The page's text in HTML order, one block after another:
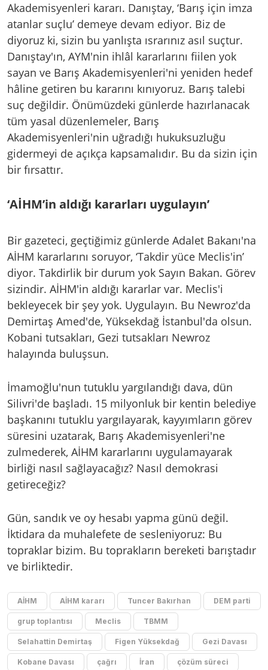
Akademisyenleri kararı. Danıştay, ‘Barış için imza
atanlar suçlu’ demeye devam ediyor. Biz de
diyoruz ki, sizin bu yanlışta ısrarınız asıl suçtur.
Danıştay'ın, AYM'nin ihlâl kararlarını fiilen yok
sayan ve Barış Akademisyenleri'ni yeniden hedef
hâline getiren bu kararını kınıyoruz. Barış talebi
suç değildir. Önümüzdeki günlerde hazırlanacak
tüm yasal düzenlemeler, Barış
Akademisyenleri'nin uğradığı hukuksuzluğu
gidermeyi de açıkça kapsamalıdır. Bu da sizin için
bir fırsattır.
‘AİHM’in aldığı kararları uygulayın’
Bir gazeteci, geçtiğimiz günlerde Adalet Bakanı'na
AİHM kararlarını soruyor, ‘Takdir yüce Meclis'in’
diyor. Takdirlik bir durum yok Sayın Bakan. Görev
sizindir. AİHM'in aldığı kararlar var. Meclis'i
bekleyecek bir şey yok. Uygulayın. Bu Newroz'da
Demirtaş Amed'de, Yüksekdağ İstanbul'da olsun.
Kobani tutsakları, Gezi tutsakları Newroz
halayında buluşsun.
İmamoğlu'nun tutuklu yargılandığı dava, dün
Silivri'de başladı. 15 milyonluk bir kentin belediye
başkanını tutuklu yargılayarak, kayyımların görev
süresini uzatarak, Barış Akademisyenleri'ne
zulmederek, AİHM kararlarını uygulamayarak
birliği nasıl sağlayacağız? Nasıl demokrasi
getireceğiz?
Gün, sandık ve oy hesabı yapma günü değil.
İktidara da muhalefete de sesleniyoruz: Bu
topraklar bizim. Bu toprakların bereketi barıştadır
ve birliktedir.
AİHM AİHM kararı Tuncer Bakırhan DEM parti
grup toplantısı Meclis TBMM
Selahattin Demirtaş Figen Yüksekdağ Gezi Davası
Kobane Davası çağrı İran çözüm süreci